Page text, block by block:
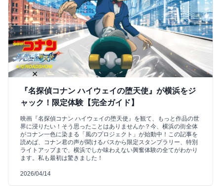
『名探偵コナン ハイウェイの堕天使』が横浜をジ
ャック！限定体験【完全ガイド】
映画『名探偵コナン ハイウェイの堕天使』を観て、もっと作品の世
界に浸りたい！そう思ったことはありませんか？今、横浜の街全体
がコナン一色に染まる「風のプロジェクト」が始動中！この記事を
読めば、コナン君の声が聞けるバスから限定スタンプラリー、特別
ライトアップまで、横浜でしか味わえない興奮体験の全てがわかり
ます。私も最初は驚きました！
2026/04/14